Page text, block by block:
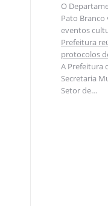
O
Pato
eventos
Prefeitura
protocolos
A Prefeitura
Secretaria
Setor de…